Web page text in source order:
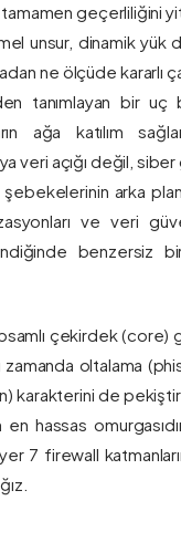
tamamen geçerliliğini
unsur, dinamik yük
ne ölçüde kararlı
tanımlayan bir
ağa katılım
açığı değil, siber
şebekelerinin arka
ve veri
benzersiz
çekirdek
oltalama
karakterini de
hassas
7 firewall